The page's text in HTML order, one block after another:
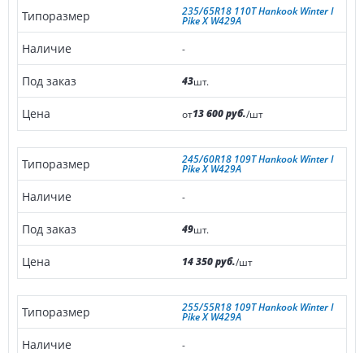
235/65R18 110T Hankook Winter I
Pike X W429A
-
43шт.
от13 600 руб./шт
245/60R18 109T Hankook Winter I
Pike X W429A
-
49шт.
14 350 руб./шт
255/55R18 109T Hankook Winter I
Pike X W429A
-